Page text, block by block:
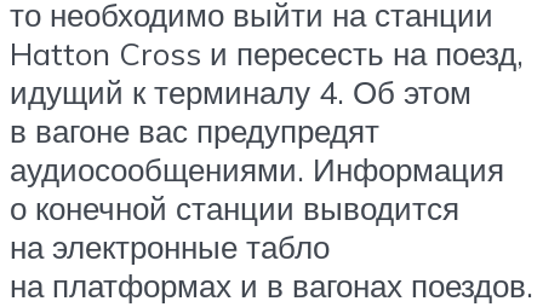
то необходимо выйти на станции
Hatton Cross и пересесть на поезд,
идущий к терминалу 4. Об этом
в вагоне вас предупредят
аудиосообщениями. Информация
о конечной станции выводится
на электронные табло
на платформах и в вагонах поездов.